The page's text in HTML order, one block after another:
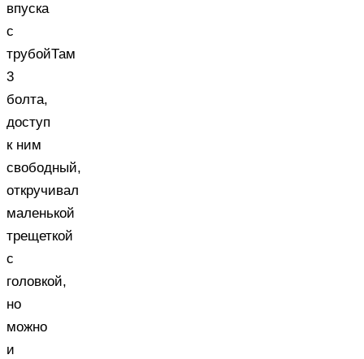
впуска
с
трубойТам
3
болта,
доступ
к ним
свободный,
откручивал
маленькой
трещеткой
с
головкой,
но
можно
и